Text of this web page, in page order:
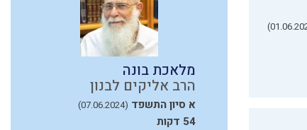
מלאכת בונה
הרב אליקים לבנון
א סיון התשפד (07.06.2024)
54 דקות